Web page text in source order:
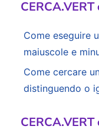
Come eseguire
maiuscole e
Come cercare
distinguendo o